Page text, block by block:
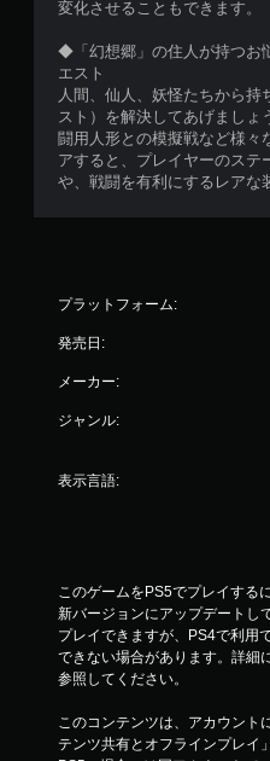
変化させることもできます。
◆「幻想郷」の住人が持つお
エスト
人間、仙人、妖怪たちから持
スト）を解決してあげましょ
闘用人形との模擬戦など様々
アすると、プレイヤーのステ
や、戦闘を有利にするレアな
プラットフォーム:
発売日:
メーカー:
ジャンル:
表示言語:
このゲームをPS5でプレイする
新バージョンにアップデートし
プレイできますが、PS4で利用
できない場合があります。詳細
参照してください。
このコンテンツは、アカウント
テンツ共有とオフラインプレイ